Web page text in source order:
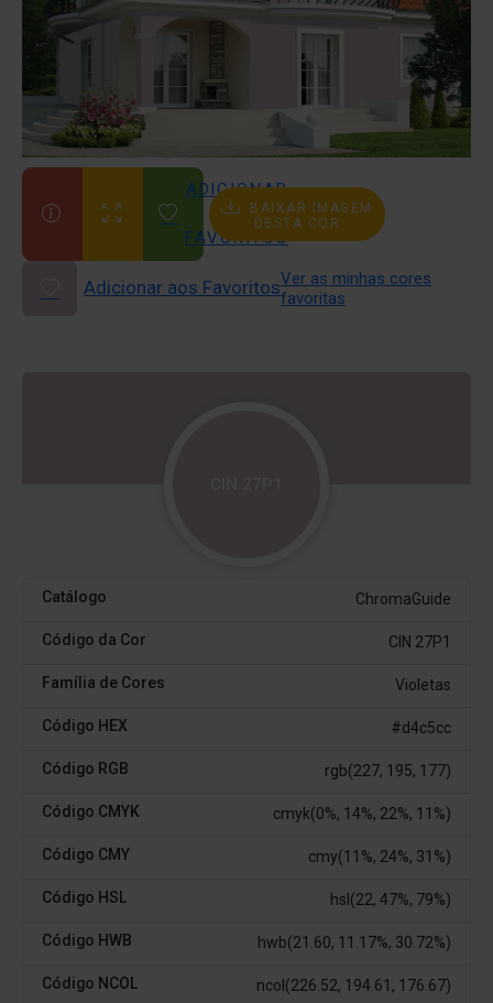
ADICIONAR
AOS
FAVORITOS
BAIXAR IMAGEM
DESTA COR
Adicionar aos FavoritosVer as minhas cores
favoritas
Catálogo ChromaGuide
Código da Cor CIN 27P1
Família de Cores Violetas
Código HEX #d4c5cc
Código RGB rgb(227, 195, 177)
Código CMYK cmyk(0%, 14%, 22%, 11%)
Código CMY cmy(11%, 24%, 31%)
Código HSL hsl(22, 47%, 79%)
Código HWB hwb(21.60, 11.17%, 30.72%)
Código NCOL ncol(226.52, 194.61, 176.67)